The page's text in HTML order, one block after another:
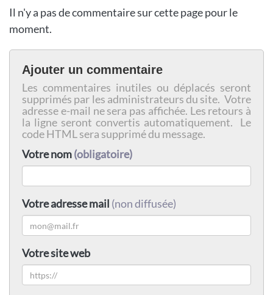
Il n'y a pas de commentaire sur cette page pour le
moment.
Ajouter un commentaire
Les commentaires inutiles ou déplacés seront
supprimés par les administrateurs du site. Votre
adresse e-mail ne sera pas affichée. Les retours à
la ligne seront convertis automatiquement. Le
code HTML sera supprimé du message.
Votre nom(obligatoire)
Votre adresse mail (non diffusée)
Votre site web